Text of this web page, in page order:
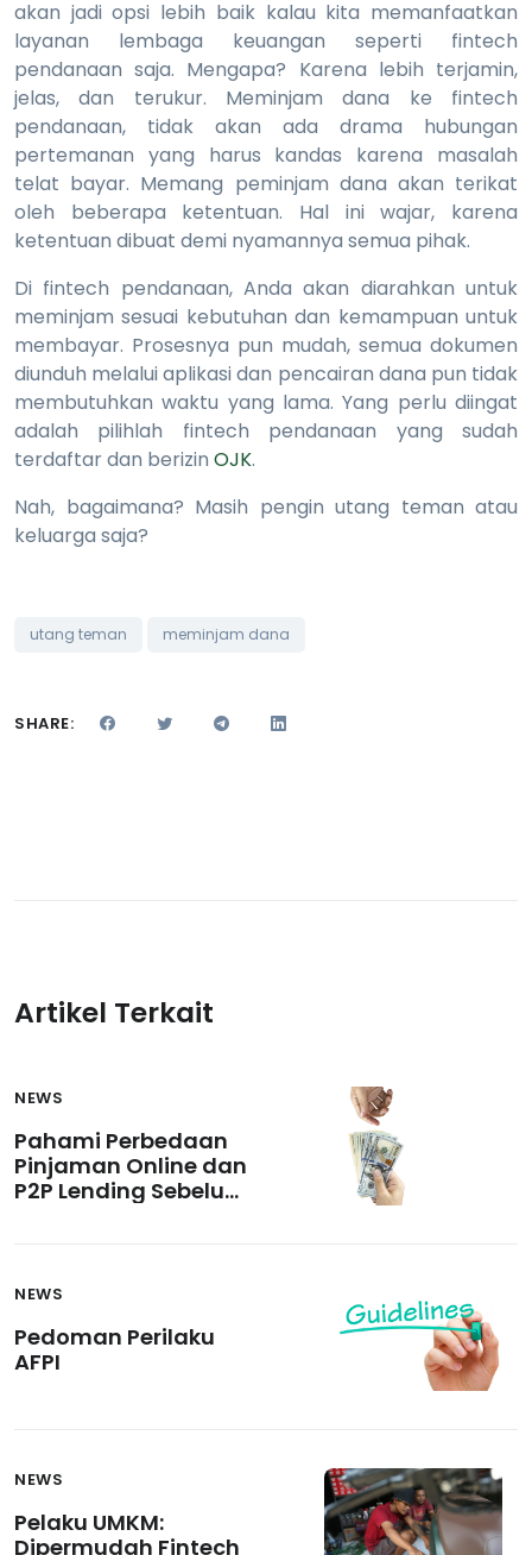
akan jadi opsi lebih baik kalau kita memanfaatkan
layanan lembaga keuangan seperti fintech
pendanaan saja. Mengapa? Karena lebih terjamin,
jelas, dan terukur. Meminjam dana ke fintech
pendanaan, tidak akan ada drama hubungan
pertemanan yang harus kandas karena masalah
telat bayar. Memang peminjam dana akan terikat
oleh beberapa ketentuan. Hal ini wajar, karena
ketentuan dibuat demi nyamannya semua pihak.
Di fintech pendanaan, Anda akan diarahkan untuk
meminjam sesuai kebutuhan dan kemampuan untuk
membayar. Prosesnya pun mudah, semua dokumen
diunduh melalui aplikasi dan pencairan dana pun tidak
membutuhkan waktu yang lama. Yang perlu diingat
adalah pilihlah fintech pendanaan yang sudah
terdaftar dan berizin OJK.
Nah, bagaimana? Masih pengin utang teman atau
keluarga saja?
utang teman meminjam dana
SHARE:
Artikel Terkait
NEWS
Pahami Perbedaan
Pinjaman Online dan
P2P Lending Sebelum
NEWS
Pedoman Perilaku
AFPI
NEWS
Pelaku UMKM:
Dipermudah Fintech